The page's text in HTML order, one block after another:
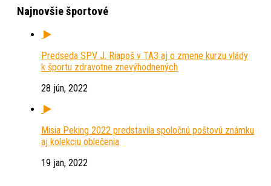
Najnovšie športové
Predseda SPV J. Riapoš v TA3 aj o zmene kurzu vlády
k športu zdravotne znevýhodnených
28 jún, 2022
Misia Peking 2022 predstavila spoločnú poštovú známku
aj kolekciu oblečenia
19 jan, 2022